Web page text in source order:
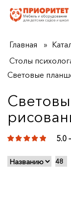
Главная
Столы
Световые
5.0